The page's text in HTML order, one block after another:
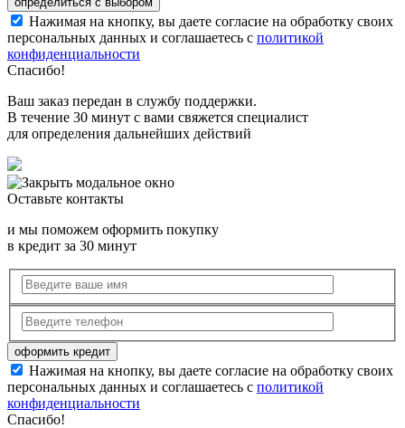
Нажимая на кнопку, вы даете согласие на обработку своих
персональных данных и соглашаетесь с политикой
конфиденциальности
Спасибо!
Ваш заказ передан в службу поддержки.
В течение 30 минут с вами свяжется специалист
для определения дальнейших действий
Оставьте контакты
и мы поможем оформить покупку
в кредит за 30 минут
Нажимая на кнопку, вы даете согласие на обработку своих
персональных данных и соглашаетесь с политикой
конфиденциальности
Спасибо!